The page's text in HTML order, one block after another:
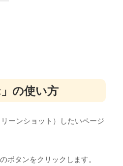
」の使い方
ーンショット）したいページ
ボタンをクリックします。